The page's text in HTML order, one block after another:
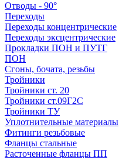
Отводы - 90°
Переходы
Переходы концентрические
Переходы эксцентрические
Прокладки ПОН и ПУТГ
ПОН
Сгоны, бочата, резьбы
Тройники
Тройники ст. 20
Тройники ст.09Г2С
Тройники ТУ
Уплотнительные материалы
Фитинги резьбовые
Фланцы стальные
Расточенные фланцы ПП